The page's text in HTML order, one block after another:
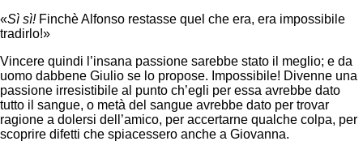
«Sì sì!Finchè Alfonso restasse quel che era, era impossibile
tradirlo!»
Vincere quindi l’insana passione sarebbe stato il meglio; e da
uomo dabbene Giulio se lo propose. Impossibile! Divenne una
passione irresistibile al punto ch’egli per essa avrebbe dato
tutto il sangue, o metà del sangue avrebbe dato per trovar
ragione a dolersi dell’amico, per accertarne qualche colpa, per
scoprire difetti che spiacessero anche a Giovanna.